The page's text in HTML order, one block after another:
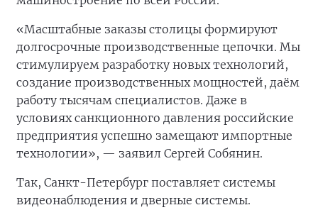
«Масштабные заказы столицы формируют
долгосрочные производственные цепочки. Мы
стимулируем разработку новых технологий,
создание производственных мощностей, даём
работу тысячам специалистов. Даже в
условиях санкционного давления российские
предприятия успешно замещают импортные
технологии», — заявил Сергей Собянин.
Так, Санкт-Петербург поставляет системы
видеонаблюдения и дверные системы.